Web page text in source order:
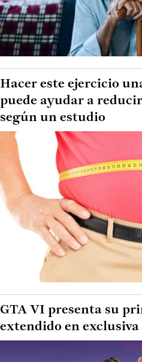
Hacer este ejercicio
puede ayudar a
según un estudio
GTA VI presenta su
extendido en